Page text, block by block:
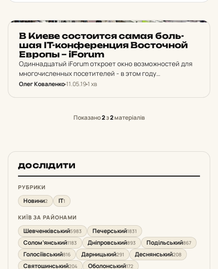
В Киеве сос­то­ит­ся самая боль­
шая IT-кон­фе­рен­ция Вос­точ­ной
Европы – iForum
Одиннадцатый iForum откроет окно возможностей для
многочисленных посетителей - в этом году
организаторы ожидают более 12 тысяч участников.
Олег Коваленко11.05.191 хв
Показано2з2матеріалів
ДОСЛІДИТИ
РУБРИКИ
Новини2 IT1
КИЇВ ЗА РАЙОНАМИ
Шевченківський5983 Печерський1831
Солом’янський1183 Дніпровський893 Подільський867
Голосіївський816 Дарницький291 Деснянський208
Святошинський204 Оболонський172